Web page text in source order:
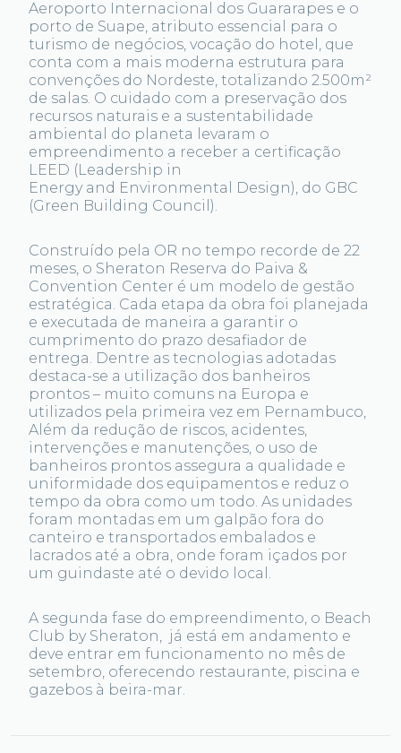
Aeroporto Internacional dos Guararapes e o
porto de Suape, atributo essencial para o
turismo de negócios, vocação do hotel, que
conta com a mais moderna estrutura para
convenções do Nordeste, totalizando 2.500m²
de salas. O cuidado com a preservação dos
recursos naturais e a sustentabilidade
ambiental do planeta levaram o
empreendimento a receber a certificação
LEED (Leadership in
Energy and Environmental Design), do GBC
(Green Building Council).
Construído pela OR no tempo recorde de 22
meses, o Sheraton Reserva do Paiva &
Convention Center é um modelo de gestão
estratégica. Cada etapa da obra foi planejada
e executada de maneira a garantir o
cumprimento do prazo desafiador de
entrega. Dentre as tecnologias adotadas
destaca-se a utilização dos banheiros
prontos – muito comuns na Europa e
utilizados pela primeira vez em Pernambuco,
Além da redução de riscos, acidentes,
intervenções e manutenções, o uso de
banheiros prontos assegura a qualidade e
uniformidade dos equipamentos e reduz o
tempo da obra como um todo. As unidades
foram montadas em um galpão fora do
canteiro e transportados embalados e
lacrados até a obra, onde foram içados por
um guindaste até o devido local.
A segunda fase do empreendimento, o Beach
Club by Sheraton, já está em andamento e
deve entrar em funcionamento no mês de
setembro, oferecendo restaurante, piscina e
gazebos à beira-mar.